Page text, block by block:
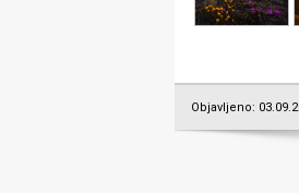
Objavljeno: